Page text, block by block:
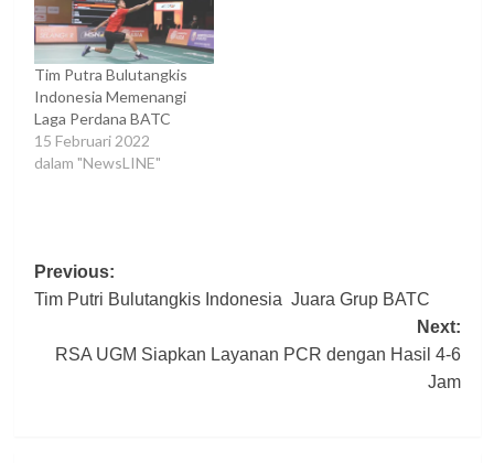
Tim Putra Bulutangkis
Indonesia Memenangi
Laga Perdana BATC
15 Februari 2022
dalam "NewsLINE"
Post
navigation
Previous:
Tim Putri Bulutangkis Indonesia Juara Grup BATC
Next:
RSA UGM Siapkan Layanan PCR dengan Hasil 4-6
Jam